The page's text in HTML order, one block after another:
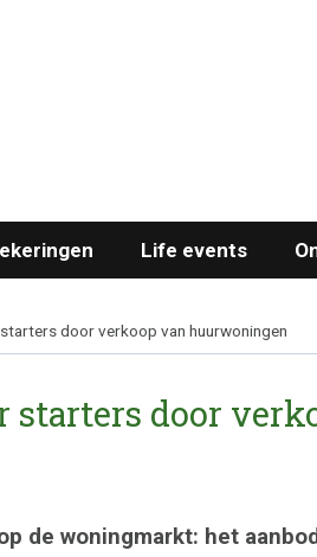
Life events
door verkoop van huurwoningen
starters door
de woningmarkt: het